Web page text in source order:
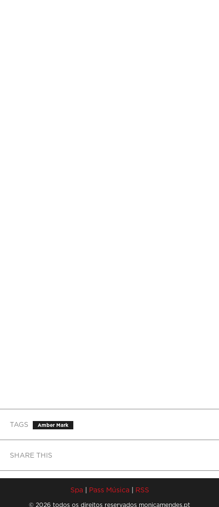
TAGS Amber Mark
SHARE THIS
Spa | Pass Música | RSS
© 2026 todos os direitos reservados monicamendes.pt